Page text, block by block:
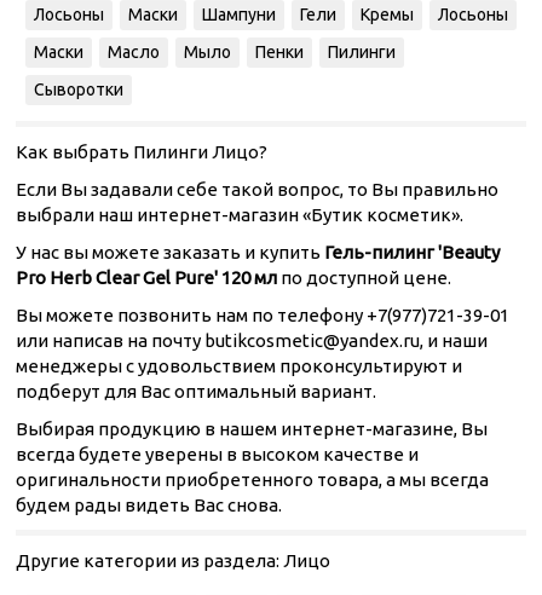
Лосьоны Маски Шампуни Гели Кремы
Лосьоны
Маски
Масло Мыло Пенки
Пилинги
Сыворотки
Как выбрать Пилинги Лицо?
Если Вы задавали себе такой вопрос, то Вы правильно
выбрали наш интернет-магазин «Бутик косметик».
У нас вы можете заказать и купить Гель-пилинг 'Beauty
Pro Herb Clear Gel Pure' 120 мл по доступной цене.
Вы можете позвонить нам по телефону +7(977)721-39-01
или написав на почту butikcosmetic@yandex.ru, и наши
менеджеры с удовольствием проконсультируют и
подберут для Вас оптимальный вариант.
Выбирая продукцию в нашем интернет-магазине, Вы
всегда будете уверены в высоком качестве и
оригинальности приобретенного товара, а мы всегда
будем рады видеть Вас снова.
Другие категории из раздела: Лицо